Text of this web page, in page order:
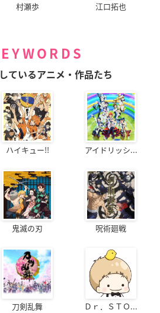
村瀬歩 江口拓也
ているアニメ・作品たち
ハイキュー!! アイドリッシ...
鬼滅の刃 呪術廻戦
刀剣乱舞 Ｄｒ．ＳＴＯ...